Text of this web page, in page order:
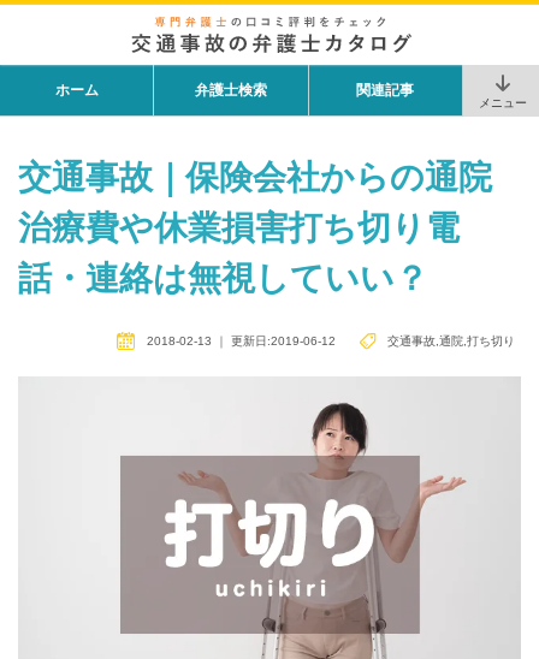
ホーム 弁護士検索 関連記事
メニュー
交通事故｜保険会社からの通院
治療費や休業損害打ち切り電
話・連絡は無視していい？
｜ 更新日:2019-06-12 交通事故 , 通院 打ち切り